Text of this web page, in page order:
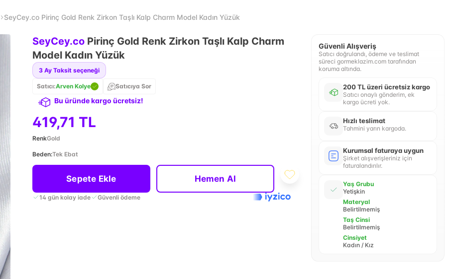
SeyCey.co Pirinç Gold Renk Zirkon Taşlı Kalp Charm Model Kadın Yüzük
SeyCey.co Pirinç Gold Renk Zirkon Taşlı Kalp Charm
Model Kadın Yüzük
3 Ay Taksit seçeneği
Satıcı:Arven Kolye Satıcıya Sor
Bu üründe kargo ücretsiz!
419,71 TL
RenkGold
Beden:Tek Ebat
Sepete Ekle Hemen Al
14 gün kolay iade Güvenli ödeme
Güvenli Alışveriş
Satıcı doğrulandı, ödeme ve teslimat
süreci gormeklazim.com tarafından
koruma altında.
200 TL üzeri ücretsiz kargo
Satıcı onaylı gönderim, ek
kargo ücreti yok.
Hızlı teslimat
Tahmini yarın kargoda.
Kurumsal faturaya uygun
Şirket alışverişleriniz için
faturalandırılır.
Yaş Grubu
Yetişkin
Materyal
Belirtilmemiş
Taş Cinsi
Belirtilmemiş
Cinsiyet
Kadın / Kız